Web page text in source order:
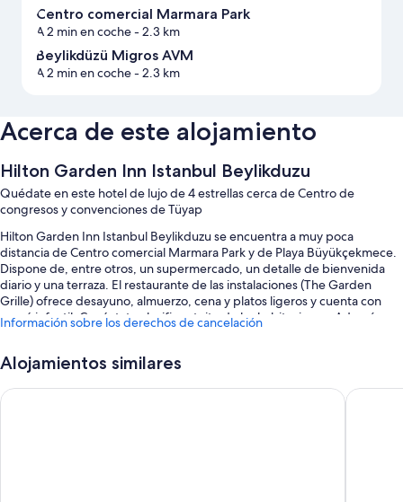
Centro comercial Marmara Park
A 2 min en coche- 2.3 km
Beylikdüzü Migros AVM
A 2 min en coche- 2.3 km
Acerca de este alojamiento
Hilton Garden Inn Istanbul Beylikduzu
Quédate en este hotel de lujo de 4 estrellas cerca de Centro de
congresos y convenciones de Tüyap
Hilton Garden Inn Istanbul Beylikduzu se encuentra a muy poca
distancia de Centro comercial Marmara Park y de Playa Büyükçekmece.
Dispone de, entre otros, un supermercado, un detalle de bienvenida
diario y una terraza. El restaurante de las instalaciones (The Garden
Grille) ofrece desayuno, almuerzo, cena y platos ligeros y cuenta con
menú infantil. Conéctate al wifi gratuito de las habitaciones. Además,
Estos son otros servicios:
Una piscina cubierta
Información sobre los derechos de cancelación
Alojamientos similares
ibis Istanbul Esenyurt Vespia